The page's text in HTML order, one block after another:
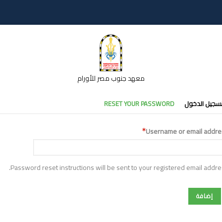
معهد جنوب مصر للأورام
الدخول RESET YOUR PASSWORD
Username or email
Password reset instructions will be sent to your registered email